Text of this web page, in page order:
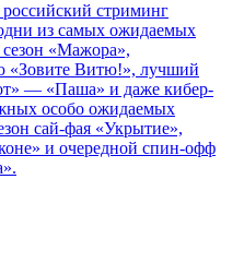
стриминг
из самых ожидаемых
сезон «Мажора»,
«Зовите Витю!», лучший
— «Паша» и даже кибер-
особо ожидаемых
сай-фая «Укрытие»,
и очередной спин-офф